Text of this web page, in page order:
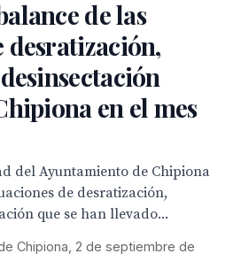
de las
desratización,
en el mes
del Ayuntamiento de Chipiona
de desratización,
que se han llevado...
Chipiona, 2 de septiembre de